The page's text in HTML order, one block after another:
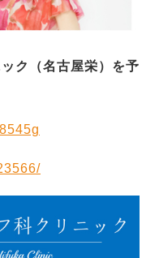
ク（名古屋栄）を予